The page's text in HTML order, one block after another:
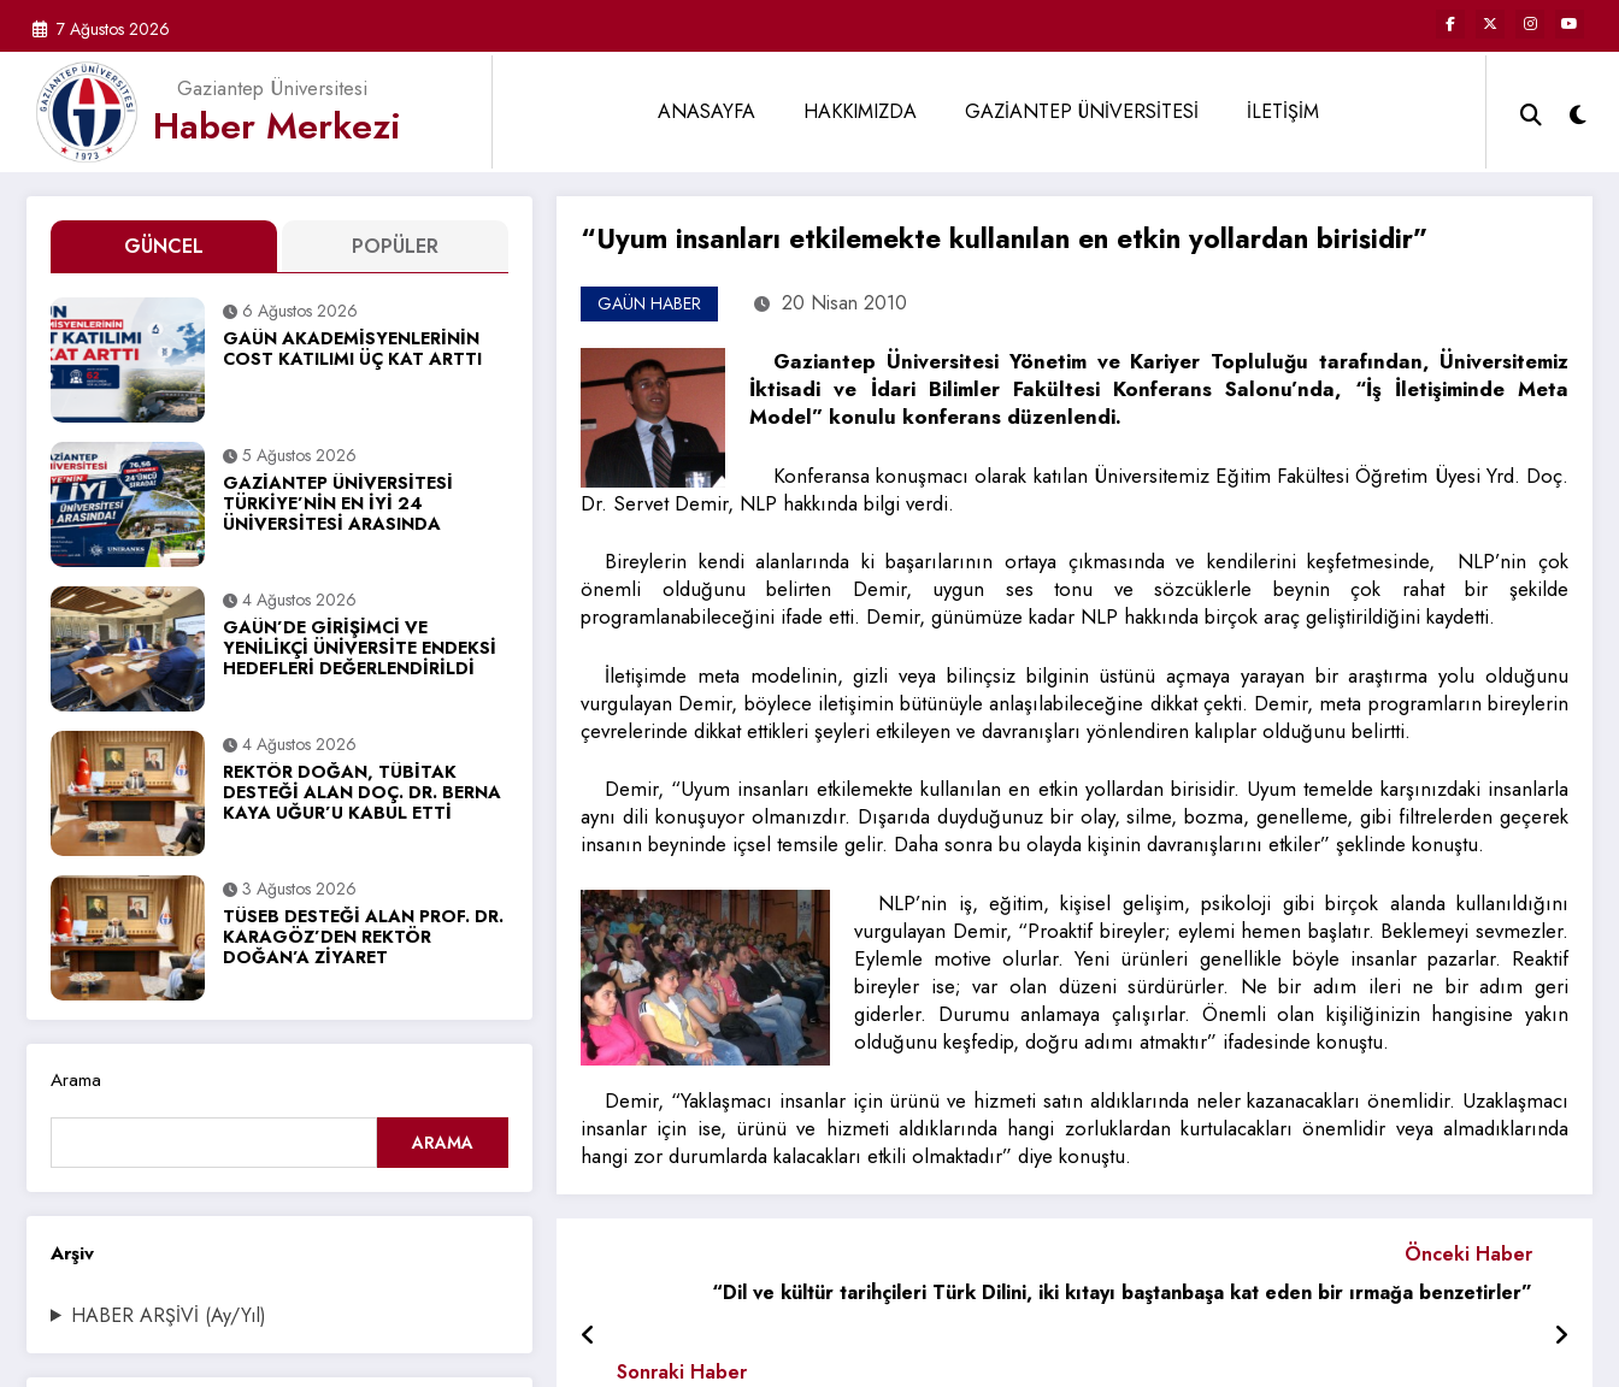
7 Ağustos 2026
Gaziantep Üniversitesi
Haber Merkezi ANASAYFA HAKKIMIZDA GAZİANTEP ÜNİVERSİTESİ İLETİŞİM
GÜNCEL POPÜLER
6 Ağustos 2026
GAÜN AKADEMİSYENLERİNİN
COST KATILIMI ÜÇ KAT ARTTI
5 Ağustos 2026
GAZİANTEP ÜNİVERSİTESİ
TÜRKİYE’NİN EN İYİ 24
ÜNİVERSİTESİ ARASINDA
4 Ağustos 2026
GAÜN’DE GİRİŞİMCİ VE
YENİLİKÇİ ÜNİVERSİTE ENDEKSİ
HEDEFLERİ DEĞERLENDİRİLDİ
4 Ağustos 2026
REKTÖR DOĞAN, TÜBİTAK
DESTEĞİ ALAN DOÇ. DR. BERNA
KAYA UĞUR’U KABUL ETTİ
3 Ağustos 2026
TÜSEB DESTEĞİ ALAN PROF. DR.
KARAGÖZ’DEN REKTÖR
DOĞAN’A ZİYARET
Arama
ARAMA
Arşiv
HABER ARŞİVİ (Ay/Yıl)
“Uyum insanları etkilemekte kullanılan en etkin yollardan birisidir”
GAÜN HABER 20 Nisan 2010
Gaziantep Üniversitesi Yönetim ve Kariyer Topluluğu tarafından, Üniversitemiz
İktisadi ve İdari Bilimler Fakültesi Konferans Salonu’nda, “İş İletişiminde Meta
Model” konulu konferans düzenlendi.
Konferansa konuşmacı olarak katılan Üniversitemiz Eğitim Fakültesi Öğretim Üyesi Yrd. Doç.
Dr. Servet Demir, NLP hakkında bilgi verdi.
Bireylerin kendi alanlarında ki başarılarının ortaya çıkmasında ve kendilerini keşfetmesinde, NLP’nin çok
önemli olduğunu belirten Demir, uygun ses tonu ve sözcüklerle beynin çok rahat bir şekilde
programlanabileceğini ifade etti. Demir, günümüze kadar NLP hakkında birçok araç geliştirildiğini kaydetti.
İletişimde meta modelinin, gizli veya bilinçsiz bilginin üstünü açmaya yarayan bir araştırma yolu olduğunu
vurgulayan Demir, böylece iletişimin bütünüyle anlaşılabileceğine dikkat çekti. Demir, meta programların bireylerin
çevrelerinde dikkat ettikleri şeyleri etkileyen ve davranışları yönlendiren kalıplar olduğunu belirtti.
Demir, “Uyum insanları etkilemekte kullanılan en etkin yollardan birisidir. Uyum temelde karşınızdaki insanlarla
aynı dili konuşuyor olmanızdır. Dışarıda duyduğunuz bir olay, silme, bozma, genelleme, gibi filtrelerden geçerek
insanın beyninde içsel temsile gelir. Daha sonra bu olayda kişinin davranışlarını etkiler” şeklinde konuştu.
NLP’nin iş, eğitim, kişisel gelişim, psikoloji gibi birçok alanda kullanıldığını
vurgulayan Demir, “Proaktif bireyler; eylemi hemen başlatır. Beklemeyi sevmezler.
Eylemle motive olurlar. Yeni ürünleri genellikle böyle insanlar pazarlar. Reaktif
bireyler ise; var olan düzeni sürdürürler. Ne bir adım ileri ne bir adım geri
giderler. Durumu anlamaya çalışırlar. Önemli olan kişiliğinizin hangisine yakın
olduğunu keşfedip, doğru adımı atmaktır” ifadesinde konuştu.
Demir, “Yaklaşmacı insanlar için ürünü ve hizmeti satın aldıklarında neler kazanacakları önemlidir. Uzaklaşmacı
insanlar için ise, ürünü ve hizmeti aldıklarında hangi zorluklardan kurtulacakları önemlidir veya almadıklarında
hangi zor durumlarda kalacakları etkili olmaktadır” diye konuştu.
Önceki Haber
“Dil ve kültür tarihçileri Türk Dilini, iki kıtayı baştanbaşa kat eden bir ırmağa benzetirler”
Sonraki Haber